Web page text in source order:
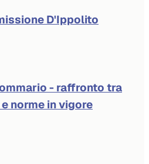
D'Ippolito
- raffronto tra
norme in vigore